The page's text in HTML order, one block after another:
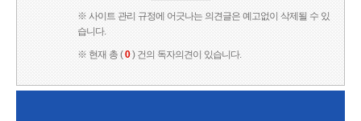
※ 사이트 관리 규정에 어긋나는 의견글은 예고없이 삭제될 수 있
습니다.
※ 현재 총 (0) 건의 독자의견이 있습니다.